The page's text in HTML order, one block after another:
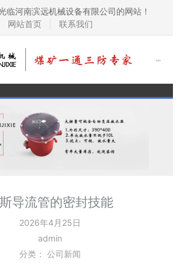
临河南滨远机械设备有限公司的网站！
网站首页
联系我们
导流管的密封技能​
2026年4月25日
admin
分类： 公司新闻